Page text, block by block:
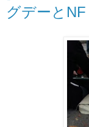
グデーとNF